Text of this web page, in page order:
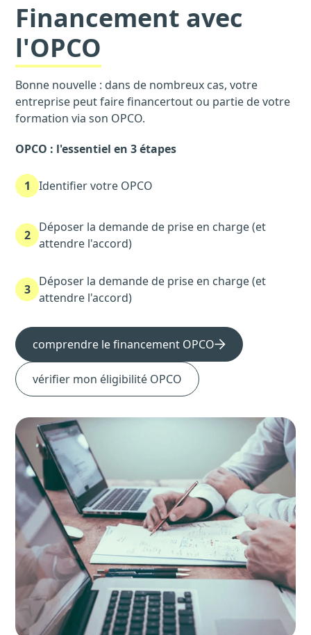
Financement avec
l'OPCO
Bonne nouvelle : dans de nombreux cas, votre
entreprise peut faire financertout ou partie de votre
formation via son OPCO.
OPCO : l'essentiel en 3 étapes
1 Identifier votre OPCO
2
Déposer la demande de prise en charge (et
attendre l'accord)
3
Déposer la demande de prise en charge (et
attendre l'accord)
comprendre le financement OPCO
vérifier mon éligibilité OPCO